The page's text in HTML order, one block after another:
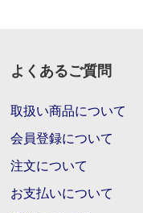
よくあるご質問
取扱い商品について
会員登録について
注文について
お支払いについて